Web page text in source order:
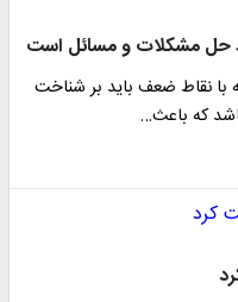
حل مشکلات و مسائل است
با نقاط ضعف باید بر شناخت
که باعث…